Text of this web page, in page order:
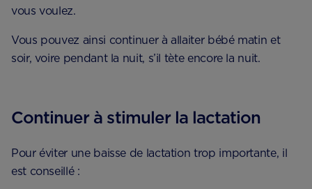
vous voulez.
Vous pouvez ainsi continuer à allaiter bébé matin et
soir, voire pendant la nuit, s’il tète encore la nuit.
Continuer à stimuler la lactation
Pour éviter une baisse de lactation trop importante, il
est conseillé :